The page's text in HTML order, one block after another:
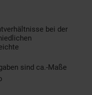
bei der
sind ca.-Maße